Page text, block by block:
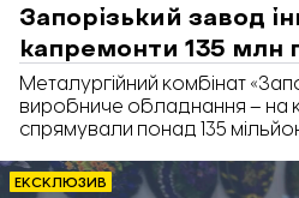
Запорізький завод
капремонти 135 млн
Металургійний комбінат
виробниче обладнання – на
спрямували понад 135
ЕКСКЛЮЗИВ